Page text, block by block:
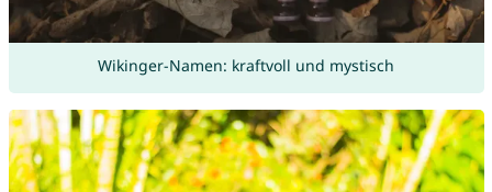
Wikinger-Namen: kraftvoll und mystisch